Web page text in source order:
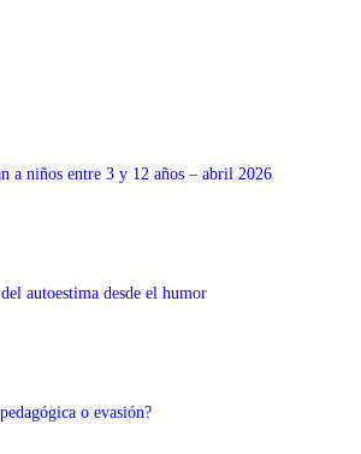
a niños entre 3 y 12 años – abril 2026
autoestima desde el humor
o evasión?